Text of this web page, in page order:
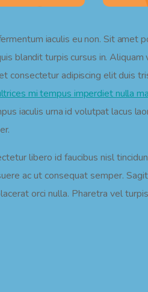
iaculis eu non. Sit amet
blandit turpis cursus in.
consectetur adipiscing elit duis
mi tempus imperdiet nulla
iaculis urna id volutpat lacus
libero id faucibus nisl
ac ut consequat semper.
orci nulla. Pharetra vel